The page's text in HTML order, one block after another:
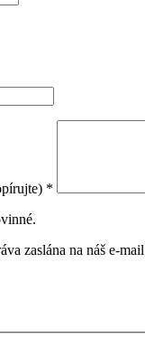
*
zaslána na náš e-